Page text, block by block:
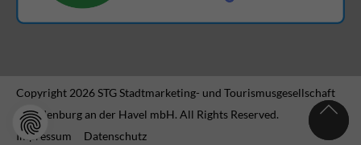
Copyright 2026 STG Stadtmarketing- und Tourismusgesellschaft
Brandenburg an der Havel mbH. All Rights Reserved.
Impressum
Datenschutz